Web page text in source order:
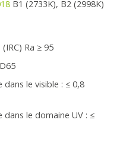
B1 (2733K), B2 (2998K)
Ra ≥ 95
le visible : ≤ 0,8
le domaine UV : ≤